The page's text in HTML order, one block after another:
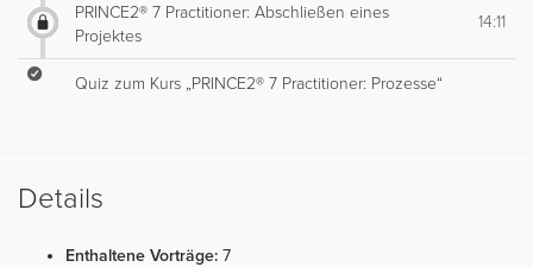
PRINCE2® 7 Practitioner: Abschließen eines
Projektes
14:11
Quiz zum Kurs „PRINCE2® 7 Practitioner: Prozesse“
Details
Enthaltene Vorträge: 7